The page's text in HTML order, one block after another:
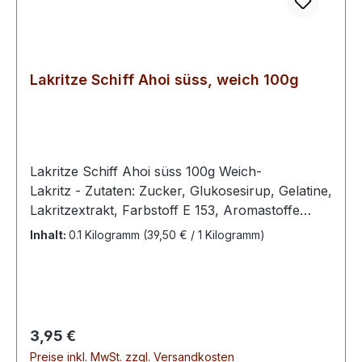
Lakritze Schiff Ahoi süss, weich 100g
Lakritze Schiff Ahoi süss 100g Weich-
Lakritz - Zutaten: Zucker, Glukosesirup, Gelatine,
Lakritzextrakt, Farbstoff E 153, Aromastoffe
(Anisöl, Vanillin), Pflanzenöl (Kokosöl, Rapsöl),
Inhalt: 0.1 Kilogramm (39,50 € / 1 Kilogramm)
Regulärer Preis:
3,95 €
Preise inkl. MwSt. zzgl. Versandkosten